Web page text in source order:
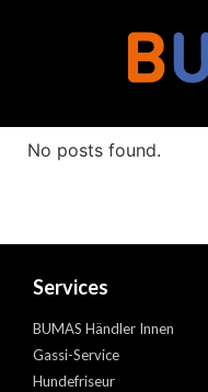
No posts found.
Services
BUMAS Händler Innen
Gassi-Service
Hundefriseur